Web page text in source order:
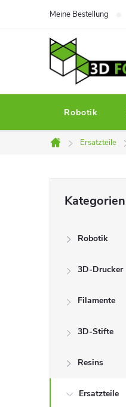
Meine Bestellung
Robotik
Startseite
Ersatzteile
l
überspringen
Kategorien
Robotik
3D-Drucker
Filamente
3D-Stifte
Resins
Ersatzteile